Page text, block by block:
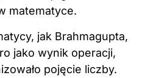
matematyce.
jak Brahmagupta,
jako wynik operacji,
pojęcie liczby.